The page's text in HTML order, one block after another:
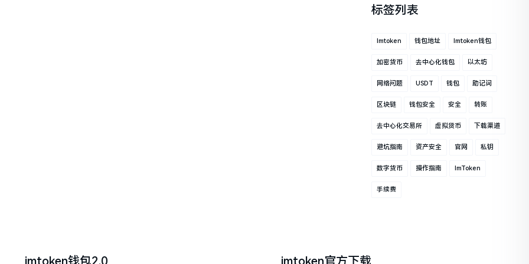
标签列表
Imtoken 钱包地址 Imtoken钱包
加密货币 去中心化钱包 以太坊
网络问题 USDT 钱包 助记词
区块链 钱包安全 安全 转账
去中心化交易所 虚拟货币 下载渠道
避坑指南 资产安全 官网 私钥
数字货币 操作指南 ImToken
手续费